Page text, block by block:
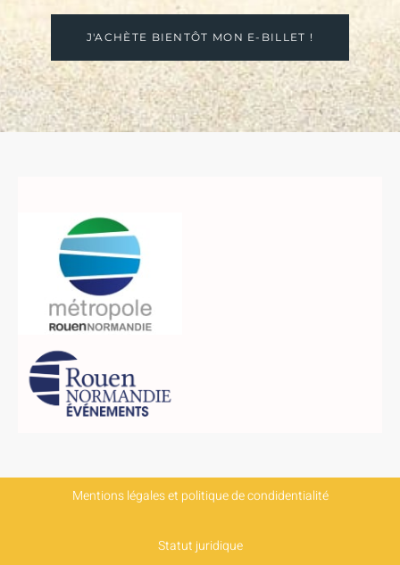
J'ACHÈTE BIENTÔT MON E-BILLET !
Mentions légales et politique de condidentialité
Statut juridique